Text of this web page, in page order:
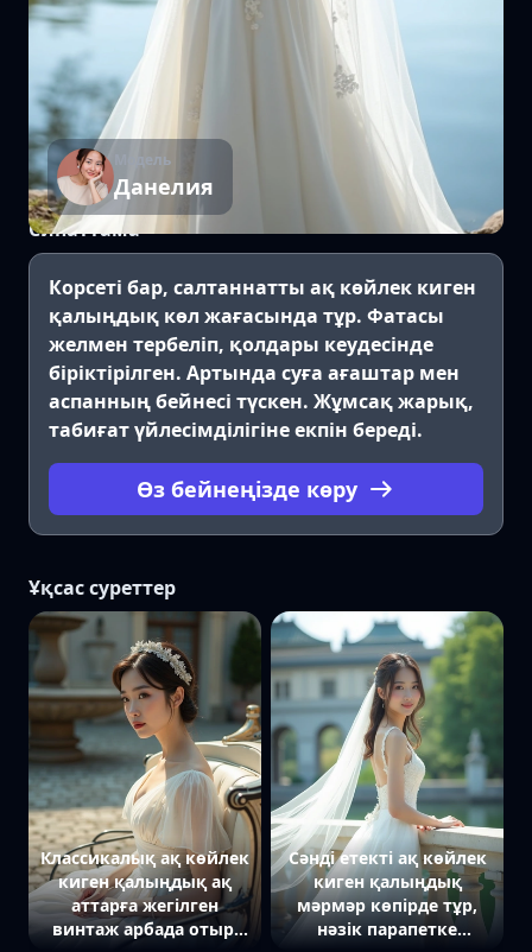
Модель
Данелия
Сипаттама
Корсеті бар, салтаннатты ақ көйлек киген
қалыңдық көл жағасында тұр. Фатасы
желмен тербеліп, қолдары кеудесінде
біріктірілген. Артында суға ағаштар мен
аспанның бейнесі түскен. Жұмсақ жарық,
табиғат үйлесімділігіне екпін береді.
Өз бейнеңізде көру
Ұқсас суреттер
Классикалық ақ көйлек
киген қалыңдық ақ
аттарға жегілген
винтаж арбада отыр.
Cәнді етекті ақ көйлек
киген қалыңдық
мәрмәр көпірде тұр,
нәзік парапетке